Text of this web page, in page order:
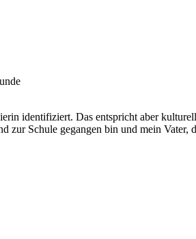
identifiziert. Das entspricht aber
zur Schule gegangen bin und mein